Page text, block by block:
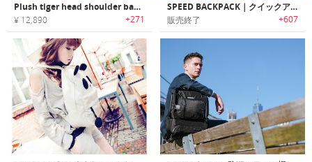
Plush tiger head shoulder backpack｜リアルなタイガーバックパック
¥ 12,890 +271
SPEED BACKPACK｜クイックアクセステクノロジー搭載バックパック「スピードバックパック」
販売終了 +607